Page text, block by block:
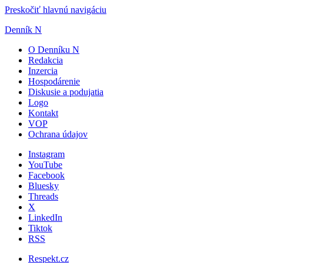
Preskočiť hlavnú navigáciu
Denník N
O Denníku N
Redakcia
Inzercia
Hospodárenie
Diskusie a podujatia
Logo
Kontakt
VOP
Ochrana údajov
Instagram
YouTube
Facebook
Bluesky
Threads
X
LinkedIn
Tiktok
RSS
Respekt.cz